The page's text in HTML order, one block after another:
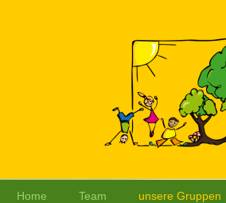
Home Team unsere Gruppen